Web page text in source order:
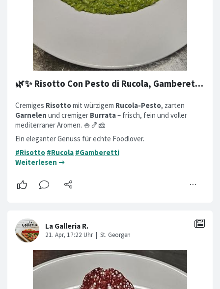
🌿✨ Risotto Con Pesto di Rucola, Gamberetti e Burrata ✨🌿
Cremiges Risottomit würzigem Rucola-Pesto, zarten
Garnelen und cremiger Burrata– frisch, fein und voller
mediterraner Aromen. 🍚🍤🧀
Ein eleganter Genuss für echte Foodlover.
#Risotto #Rucola #Gamberetti
Weiterlesen ➞